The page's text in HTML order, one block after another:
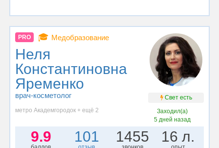
PRO 🎓 Медобразование
Неля
Константиновна
Яременко
врач-косметолог
Свет есть
метро Академгородок + ещё 2
Заходил(а)
5 дней назад
9.9 101 1455 16 л.